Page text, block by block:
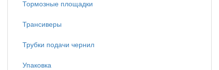
Тормозные площадки
Трансиверы
Трубки подачи чернил
Упаковка